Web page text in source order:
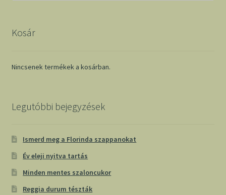
Kosár
Nincsenek termékek a kosárban.
Legutóbbi bejegyzések
Ismerd meg a Florinda szappanokat
Év eleji nyitva tartás
Minden mentes szaloncukor
Reggia durum tészták